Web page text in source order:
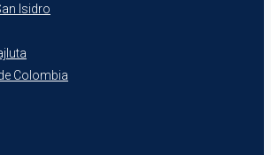
Isidro
Colombia